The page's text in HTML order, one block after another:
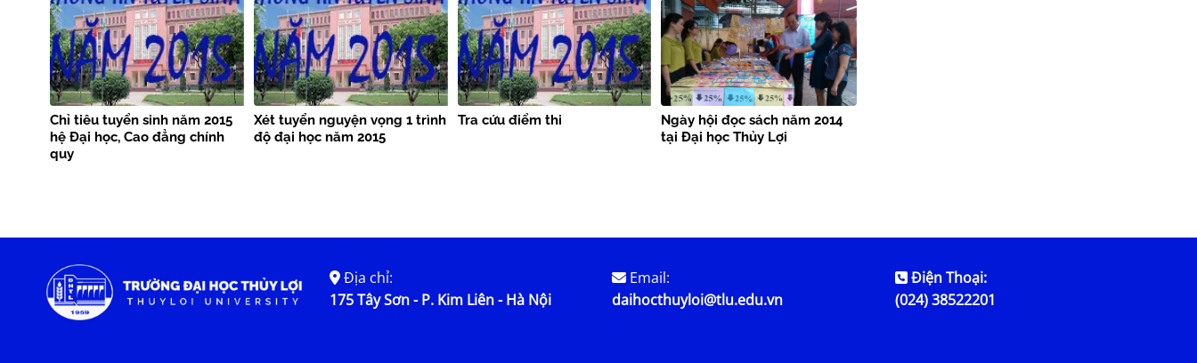
Chỉ tiêu tuyển sinh năm 2015
hệ Đại học, Cao đẳng chính
quy
Xét tuyển nguyện vọng 1 trình
độ đại học năm 2015
Tra cứu điểm thi
Ngày hội đọc sách năm 2014
tại Đại học Thủy Lợi
Địa chỉ:
175 Tây Sơn - P. Kim Liên - Hà Nội
Email:
daihocthuyloi@tlu.edu.vn
Điện Thoại:
(024) 38522201